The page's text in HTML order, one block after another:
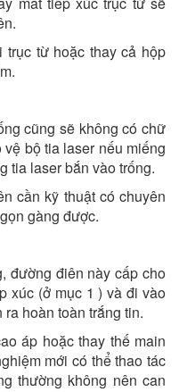
trục từ hoặc thay cả hộp
cũng sẽ không có chữ
bộ tia laser nếu miếng
tia laser bắn vào trống.
cần kỹ thuật có chuyên
gàng được.
đường điên này cấp cho
xúc (ở mục 1 ) và đi vào
hoàn toàn trắng tin.
áp hoặc thay thế main
mới có thể thao tác
thường không nên can